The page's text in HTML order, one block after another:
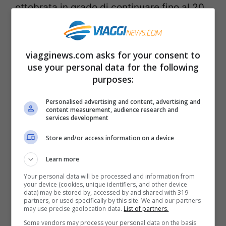
ottobrata in grado di continuare fino al 20
ottobre (lunedì prossimo), giorno in cui lo
scudo anticiclonico dovrebbe crollare a
causa dell’apertura della “Porta Atlantica”
di cui abbiamo parlato ieri.
Weekend piovoso sulle Isole
Maggiori e al Sud?
Ma se le cose non stessero esattamente
come preventivato? Secondo quanto
rivelato dai modelli matematici
probabilistici, c’è un’alta possibilità che a
partire da venerdìnuove correnti
viagginews.com asks for your consent to
use your personal data for the following
purposes:
Personalised advertising and content, advertising and
content measurement, audience research and
services development
Store and/or access information on a device
Learn more
Your personal data will be processed and information from
your device (cookies, unique identifiers, and other device
data) may be stored by, accessed by and shared with 319
partners, or used specifically by this site. We and our partners
may use precise geolocation data. List of partners.
Some vendors may process your personal data on the basis